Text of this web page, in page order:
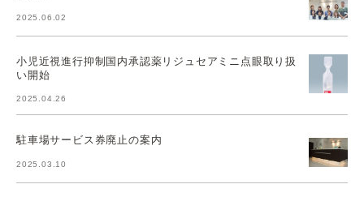
2025.06.02
小児近視進行抑制国内承認薬リジュセアミニ点眼取り扱
い開始
2025.04.26
駐車場サービス券廃止の案内
2025.03.10